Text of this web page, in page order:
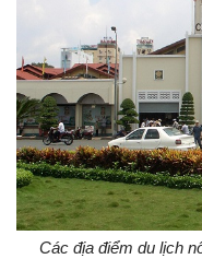
Các địa điểm du lịch